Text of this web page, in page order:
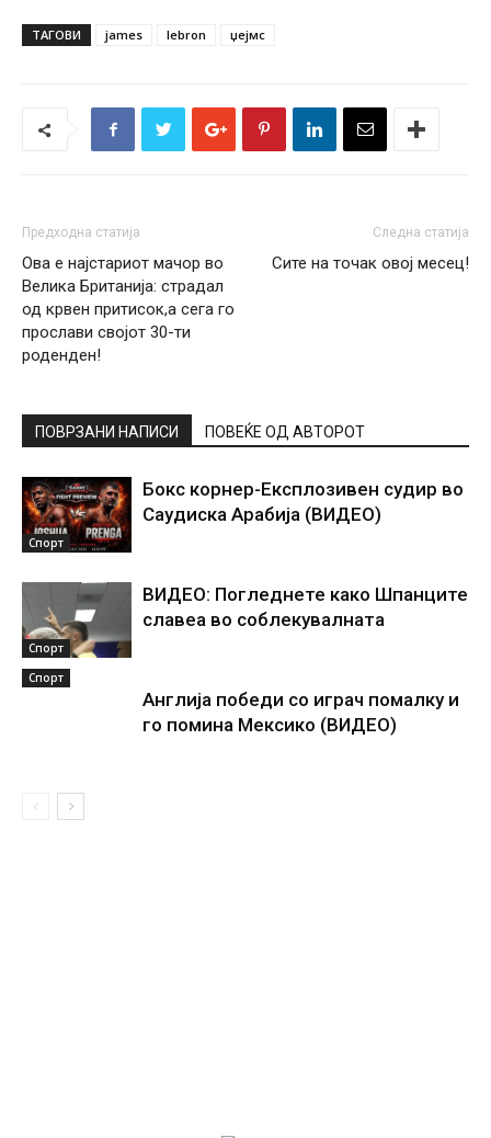
ТАГОВИ james lebron џејмс
Предходна статија
Ова е најстариот мачор во
Велика Британија: страдал
од крвен притисок,а сега го
прослави својот 30-ти
роденден!
Следна статија
Сите на точак овој месец!
ПОВРЗАНИ НАПИСИ ПОВЕЌЕ ОД АВТОРОТ
Спорт
Бокс корнер-Експлозивен судир во
Саудиска Арабија (ВИДЕО)
Спорт
ВИДЕО: Погледнете како Шпанците
славеа во соблекувалната
Спорт
Англија победи со играч помалку и
го помина Мексико (ВИДЕО)